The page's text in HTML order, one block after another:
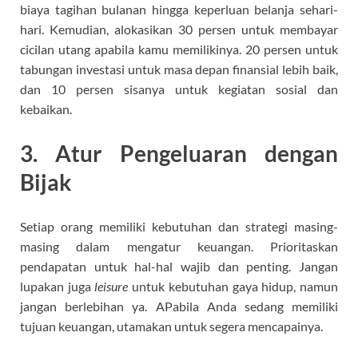
biaya tagihan bulanan hingga keperluan belanja sehari-
hari. Kemudian, alokasikan 30 persen untuk membayar
cicilan utang apabila kamu memilikinya. 20 persen untuk
tabungan investasi untuk masa depan finansial lebih baik,
dan 10 persen sisanya untuk kegiatan sosial dan
kebaikan.
3. Atur Pengeluaran dengan
Bijak
Setiap orang memiliki kebutuhan dan strategi masing-
masing dalam mengatur keuangan. Prioritaskan
pendapatan untuk hal-hal wajib dan penting. Jangan
lupakan juga leisure untuk kebutuhan gaya hidup, namun
jangan berlebihan ya. APabila Anda sedang memiliki
tujuan keuangan, utamakan untuk segera mencapainya.